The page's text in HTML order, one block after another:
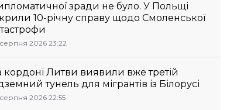
зради не було. У Польщі
10-річну справу щодо Смоленської
2026 23:22
кордоні Литви виявили вже третій
тунель для мігрантів із Білорусі
2026 22:55